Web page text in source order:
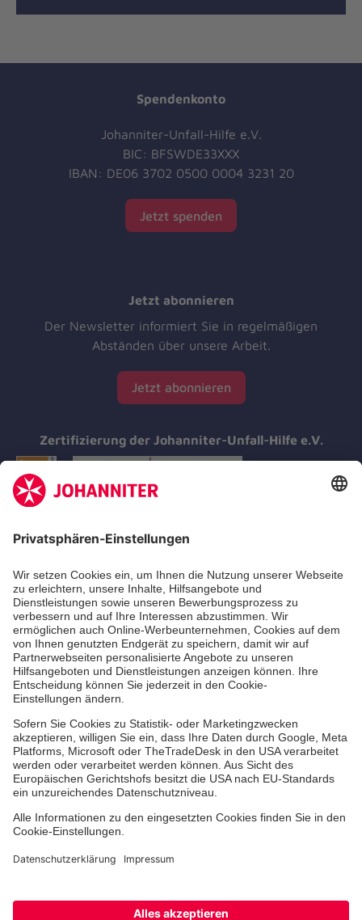
Spendenkonto
Johanniter-Unfall-Hilfe e.V.
BIC: BFSWDE33XXX
IBAN: DE06 3702 0500 0004 3231 20
Jetzt spenden
Jetzt abonnieren
Der Newsletter informiert Sie in regelmäßigen
Abständen über unsere Arbeit.
Jetzt abonnieren
Zertifizierung der Johanniter-Unfall-Hilfe e.V.
Aus- & Fortbildungen
Erste-Hilfe-Kurse
Jobs & Ehrenamt
Freiwilligendienst
Spendenprojekte
Johanniter-Jugend
Einrichtungen